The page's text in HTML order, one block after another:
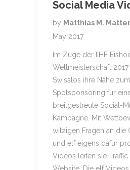
Social Media
by Matthias M.
May 2017
Im Zuge der IIHF
Weltmeisterschaft
Swisslos ihre Nähe zum
Spotsponsoring für
breitgestreute Social-
Kampagne. Mit
witzigen Fragen an die
und elf eigens dafür
Videos leiten sie Traffic